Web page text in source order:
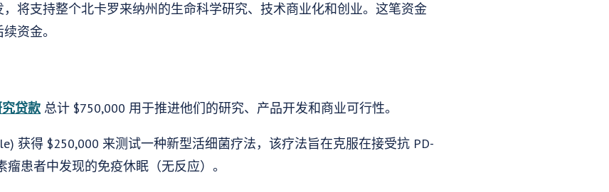
将支持整个北卡罗来纳州的生命科学研究、技术商业化和创业。这笔资金
资金。
贷款 总计 $750,000 用于推进他们的研究、产品开发和商业可行性。
获得 $250,000 来测试一种新型活细菌疗法，该疗法旨在克服在接受抗 PD-
患者中发现的免疫休眠（无反应）。